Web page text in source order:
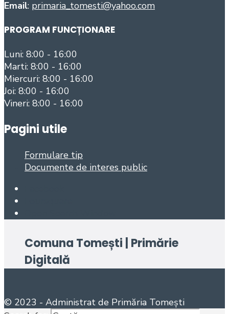
Email: primaria_tomesti@yahoo.com
PROGRAM FUNCȚIONARE
Luni: 8:00 - 16:00
Marti: 8:00 - 16:00
Miercuri: 8:00 - 16:00
Joi: 8:00 - 16:00
Vineri: 8:00 - 16:00
Pagini utile
Formulare tip
Documente de interes public
Comuna Tomești | Primărie
Digitală
© 2023 - Administrat de Primăria Tomești